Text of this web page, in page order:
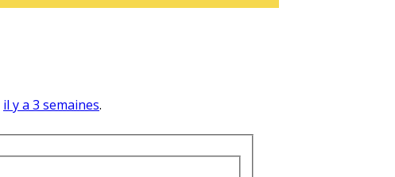
il y a 3 semaines.